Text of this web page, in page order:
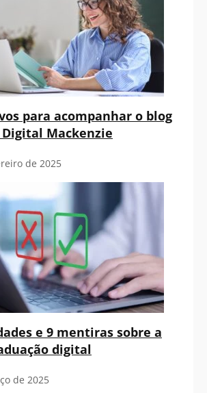
para acompanhar o blog
Digital Mackenzie
de 2025
e 9 mentiras sobre a
digital
de 2025